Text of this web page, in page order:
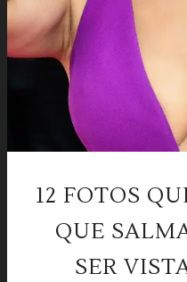
12 FOTOS
QUE
SER